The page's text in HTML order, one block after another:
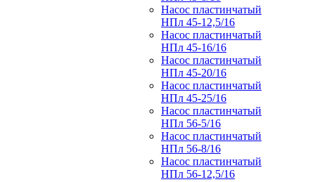
Насос пластинчатый
НПл 45-12,5/16
Насос пластинчатый
НПл 45-16/16
Насос пластинчатый
НПл 45-20/16
Насос пластинчатый
НПл 45-25/16
Насос пластинчатый
НПл 56-5/16
Насос пластинчатый
НПл 56-8/16
Насос пластинчатый
НПл 56-12,5/16